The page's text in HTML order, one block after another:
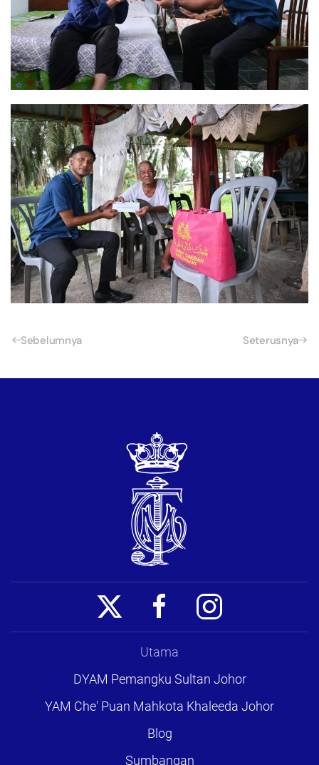
Sebelumnya Seterusnya
Utama
DYAM Pemangku Sultan Johor
YAM Che' Puan Mahkota Khaleeda Johor
Blog
Sumbangan